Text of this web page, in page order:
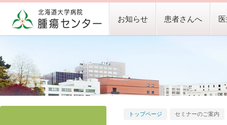
お知らせ 患者さんへ
トップページ セミナーのご案内